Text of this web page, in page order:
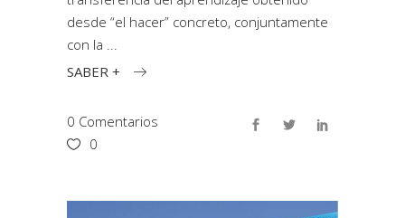
desde “el hacer” concreto, conjuntamente
con la
SABER +
0 Comentarios
0